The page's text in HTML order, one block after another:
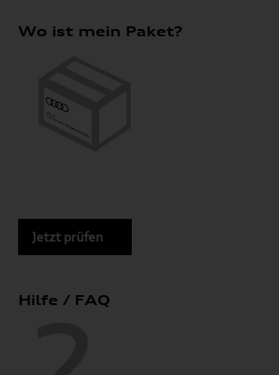
Wo ist mein Paket?
Jetzt prüfen
Hilfe / FAQ